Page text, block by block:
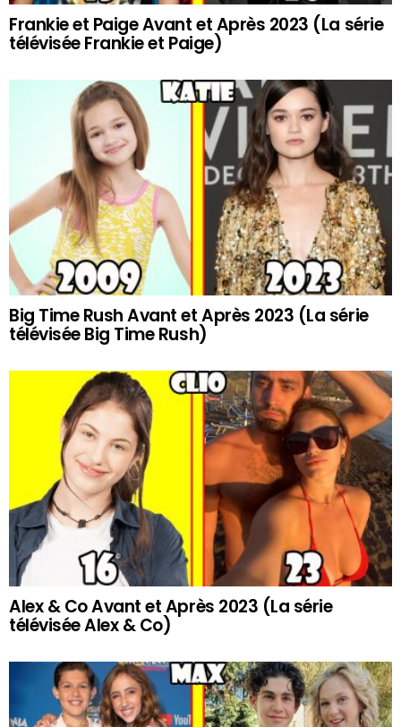
Frankie et Paige Avant et Après 2023 (La série
télévisée Frankie et Paige)
Big Time Rush Avant et Après 2023 (La série
télévisée Big Time Rush)
Alex & Co Avant et Après 2023 (La série
télévisée Alex & Co)